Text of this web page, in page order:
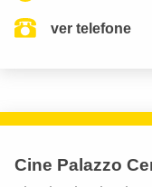
ver telefone
Cine Palazzo